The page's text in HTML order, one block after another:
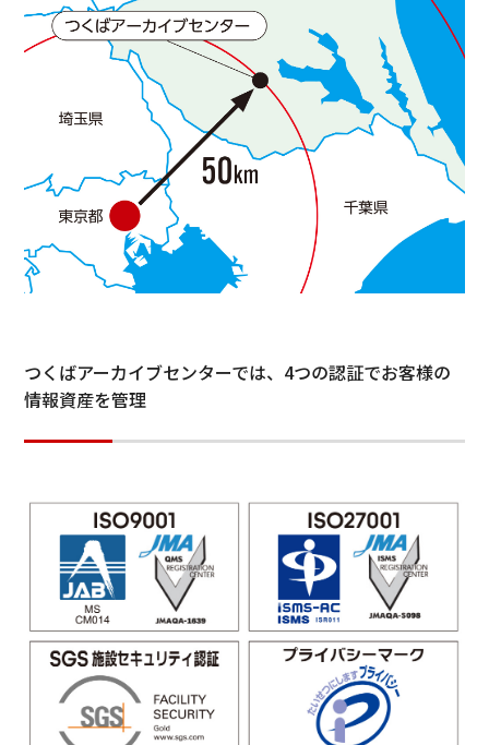
つくばアーカイブセンターでは、4つの認証でお客様の
情報資産を管理